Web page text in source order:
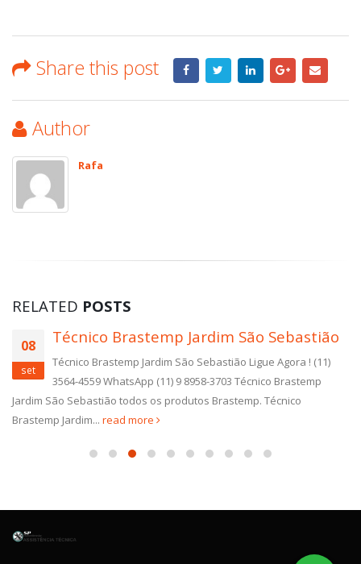
Share this post
Author
Rafa
RELATED POSTS
08
set
Técnico Brastemp Jardim São Sebastião
Técnico Brastemp Jardim São Sebastião Ligue Agora ! (11)
3564-4559 WhatsApp (11) 9 8958-3703 Técnico Brastemp
Jardim São Sebastião todos os produtos Brastemp. Técnico
Brastemp Jardim... read more